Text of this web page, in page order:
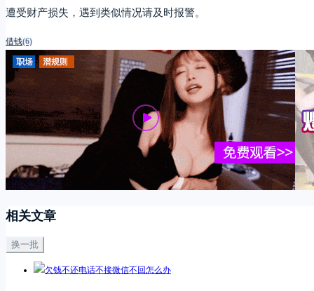
遭受财产损失，遇到类似情况请及时报警。
借钱(6)
相关文章
换一批